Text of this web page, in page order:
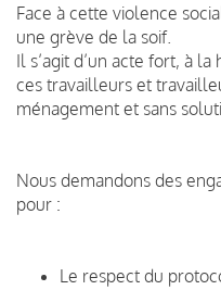
Face à cette violence
une grève de la soif.
Il s’agit d’un acte fort, à
ces travailleurs et
ménagement et sans
Nous demandons des
pour :
Le respect du